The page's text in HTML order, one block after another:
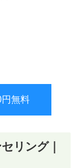
円無料
リング｜